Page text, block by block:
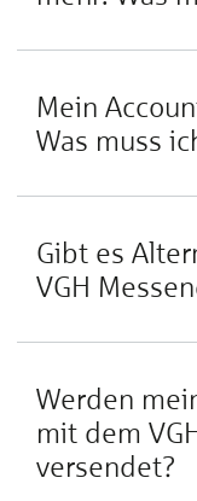
Mein
Was muss
Gibt es
VGH
Werden
mit dem
versendet?